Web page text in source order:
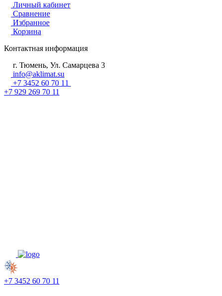
Личный кабинет
Сравнение
Избранное
Корзина
Контактная информация
г. Тюмень, Ул. Самарцева 3
info@aklimat.su
+7 3452 60 70 11
+7 929 269 70 11
+7 3452 60 70 11